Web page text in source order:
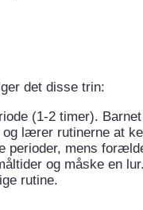
det disse trin:
(1-2 timer).
lærer rutinerne at
perioder, mens
og måske en lur.
rutine.